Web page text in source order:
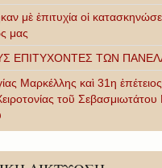
μὲ ἐπιτυχία οἱ
μας
ΕΠΙΤΥΧΟΝΤΕΣ ΤΩΝ
Μαρκέλλης καὶ 31η ἐπέτειος
τοῦ